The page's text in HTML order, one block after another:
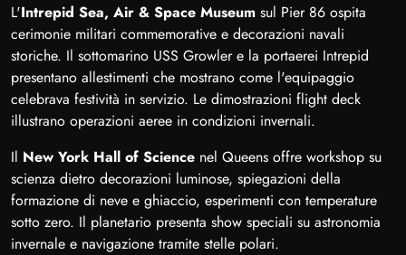
L'Intrepid Sea, Air & Space Museum sul Pier 86 ospita
cerimonie militari commemorative e decorazioni navali
storiche. Il sottomarino USS Growler e la portaerei Intrepid
presentano allestimenti che mostrano come l'equipaggio
celebrava festività in servizio. Le dimostrazioni flight deck
illustrano operazioni aeree in condizioni invernali.
Il New York Hall of Science nel Queens offre workshop su
scienza dietro decorazioni luminose, spiegazioni della
formazione di neve e ghiaccio, esperimenti con temperature
sotto zero. Il planetario presenta show speciali su astronomia
invernale e navigazione tramite stelle polari.